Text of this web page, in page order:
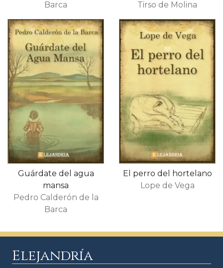
Barca
Tirso de Molina
Guárdate del agua
mansa
Pedro Calderón de la
Barca
El perro del hortelano
Lope de Vega
Elejandría